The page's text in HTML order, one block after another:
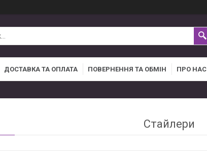
ДОСТАВКА ТА ОПЛАТА ПОВЕРНЕННЯ ТА ОБМІН ПРО НАС
Стайлери